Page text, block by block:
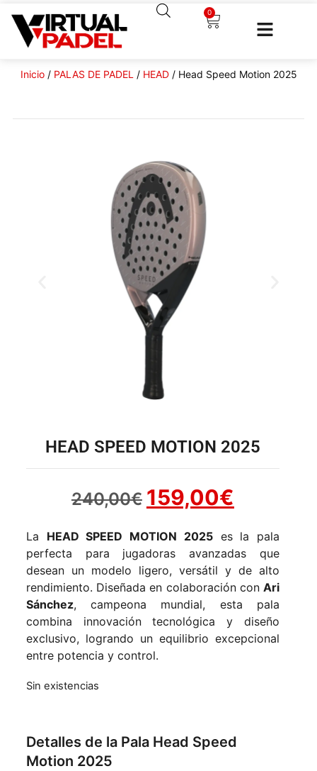
0
Inicio/ PALAS DE PADEL / HEAD/ Head Speed Motion 2025
HEAD SPEED MOTION 2025
240,00€ 159,00€
La HEAD SPEED MOTION 2025es la pala
perfecta para jugadoras avanzadas que
desean un modelo ligero, versátil y de alto
rendimiento. Diseñada en colaboración con Ari
Sánchez, campeona mundial, esta pala
combina innovación tecnológica y diseño
exclusivo, logrando un equilibrio excepcional
entre potencia y control.
Sin existencias
Detalles de la Pala Head Speed
Motion 2025